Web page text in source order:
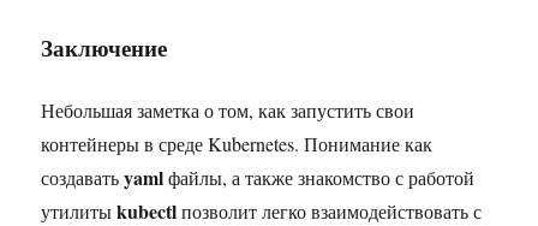
Заключение
Небольшая заметка о том, как запустить свои
контейнеры в среде Kubernetes. Понимание как
создаватьyamlфайлы, а также знакомство с работой
утилитыkubectlпозволит легко взаимодействовать с